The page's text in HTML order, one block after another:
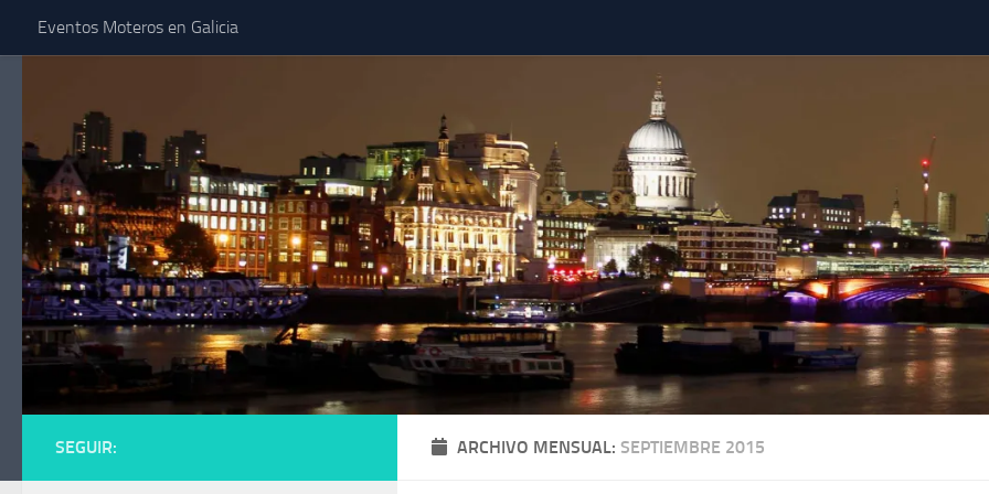
Saltar al contenido
Eventos Moteros en Galicia
ARCHIVO MENSUAL: SEPTIEMBRE 2015
SEGUIR: